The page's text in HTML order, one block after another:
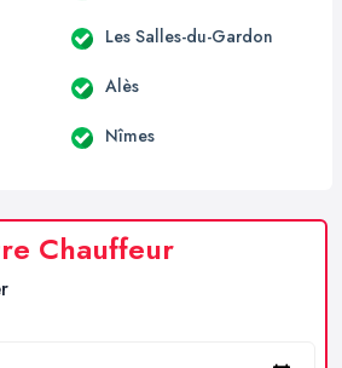
Les Salles-du-Gardon
Alès
Nîmes
Chauffeur